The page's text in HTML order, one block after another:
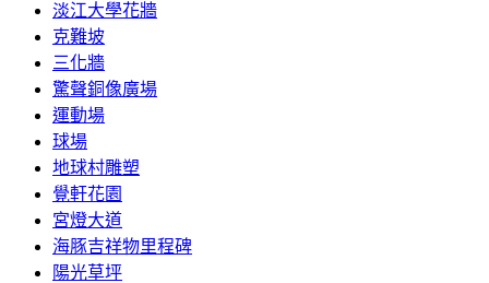
淡江大學花牆
克難坡
三化牆
驚聲銅像廣場
運動場
球場
地球村雕塑
覺軒花園
宮燈大道
海豚吉祥物里程碑
陽光草坪